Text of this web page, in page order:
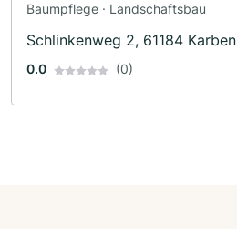
Baumpflege · Landschaftsbau
Schlinkenweg 2, 61184 Karben
0.0 (0)